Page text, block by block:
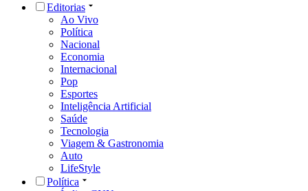
Editorias
Ao Vivo
Política
Nacional
Economia
Internacional
Pop
Esportes
Inteligência Artificial
Saúde
Tecnologia
Viagem & Gastronomia
Auto
LifeStyle
Política